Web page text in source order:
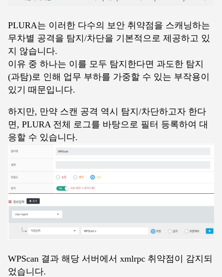
PLURA는 이러한 다수의 보안 취약점을 스캐닝하는
무차별 공격을 탐지/차단을 기본적으로 제공하고 있
지 않습니다.
이유 중 하나는 이를 모두 탐지한다면 과도한 탐지
(과탐)로 인해 업무 부하를 가중할 수 있는 부작용이
있기 때문입니다.
하지만, 만약 스캔 공격 역시 탐지/차단하고자 한다
면, PLURA 전체 로그를 바탕으로 필터 등록하여 대
응할 수 있습니다.
WPScan 결과 해당 서버에서 xmlrpc 취약점이 감지되
었습니다.